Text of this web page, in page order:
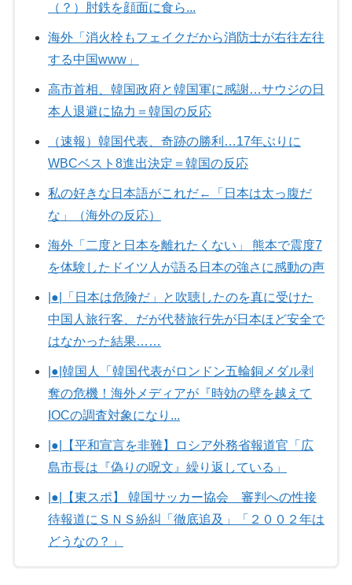
（？）肘鉄を顔面に食ら...
海外「消火栓もフェイクだから消防士が右往左往
する中国www」
高市首相、韓国政府と韓国軍に感謝…サウジの日
本人退避に協力＝韓国の反応
（速報）韓国代表、奇跡の勝利…17年ぶりに
WBCベスト8進出決定＝韓国の反応
私の好きな日本語がこれだ←「日本は太っ腹だ
な」（海外の反応）
海外「二度と日本を離れたくない」 熊本で震度7
を体験したドイツ人が語る日本の強さに感動の声
|●|「日本は危険だ」と吹聴したのを真に受けた
中国人旅行客、だが代替旅行先が日本ほど安全で
はなかった結果……
|●|韓国人「韓国代表がロンドン五輪銅メダル剥
奪の危機！海外メディアが『時効の壁を越えて
IOCの調査対象になり...
|●|【平和宣言を非難】ロシア外務省報道官「広
島市長は『偽りの呪文』繰り返している」
|●|【東スポ】 韓国サッカー協会 審判への性接
待報道にＳＮＳ紛糾「徹底追及」「２００２年は
どうなの？」